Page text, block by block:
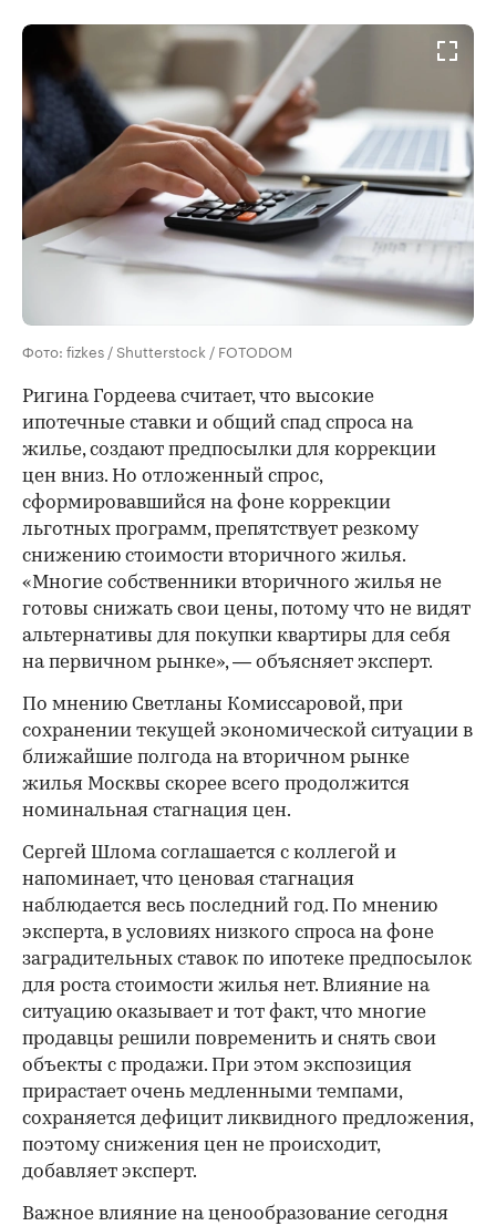
Фото: fizkes / Shutterstock / FOTODOM
Ригина Гордеева считает, что высокие
ипотечные ставки и общий спад спроса на
жилье, создают предпосылки для коррекции
цен вниз. Но отложенный спрос,
сформировавшийся на фоне коррекции
льготных программ, препятствует резкому
снижению стоимости вторичного жилья.
«Многие собственники вторичного жилья не
готовы снижать свои цены, потому что не видят
альтернативы для покупки квартиры для себя
на первичном рынке», — объясняет эксперт.
По мнению Светланы Комиссаровой, при
сохранении текущей экономической ситуации в
ближайшие полгода на вторичном рынке
жилья Москвы скорее всего продолжится
номинальная стагнация цен.
Сергей Шлома соглашается с коллегой и
напоминает, что ценовая стагнация
наблюдается весь последний год. По мнению
эксперта, в условиях низкого спроса на фоне
заградительных ставок по ипотеке предпосылок
для роста стоимости жилья нет. Влияние на
ситуацию оказывает и тот факт, что многие
продавцы решили повременить и снять свои
объекты с продажи. При этом экспозиция
прирастает очень медленными темпами,
сохраняется дефицит ликвидного предложения,
поэтому снижения цен не происходит,
добавляет эксперт.
Важное влияние на ценообразование сегодня